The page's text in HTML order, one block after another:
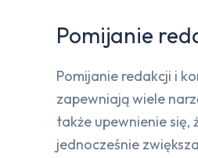
Pomijanie
Pomijanie redakcji i
zapewniają wiele
także upewnienie
jednocześnie